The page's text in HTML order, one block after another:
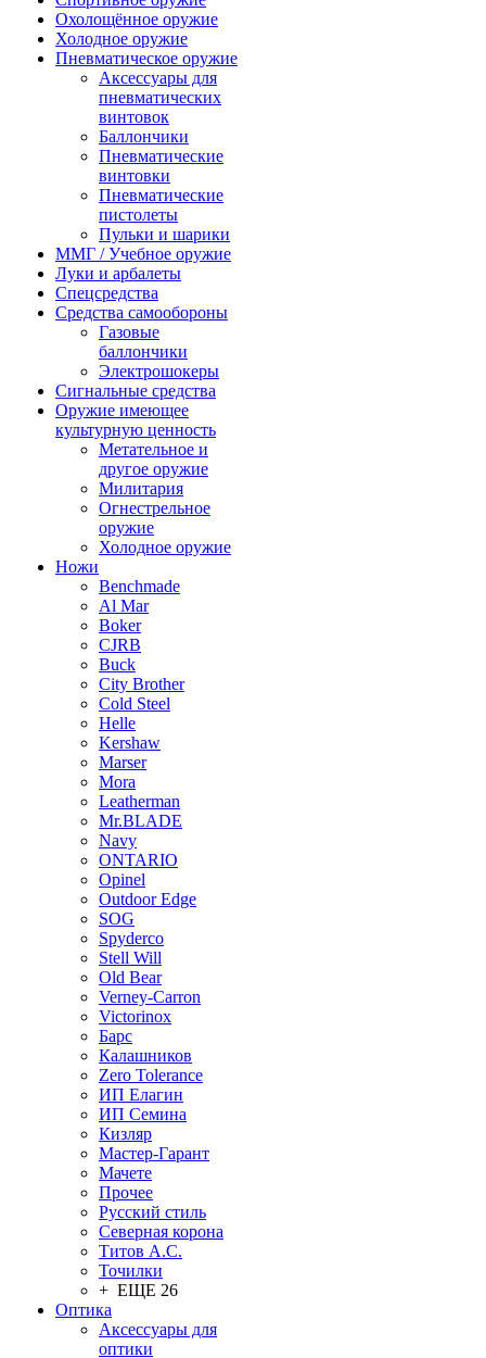
Охолощённое оружие
Холодное оружие
Пневматическое оружие
Аксессуары для
пневматических
винтовок
Баллончики
Пневматические
винтовки
Пневматические
пистолеты
Пульки и шарики
ММГ / Учебное оружие
Луки и арбалеты
Спецсредства
Средства самообороны
Газовые
баллончики
Электрошокеры
Сигнальные средства
Оружие имеющее
культурную ценность
Метательное и
другое оружие
Милитария
Огнестрельное
оружие
Холодное оружие
Ножи
Benchmade
Al Mar
Boker
CJRB
Buck
City Brother
Cold Steel
Helle
Kershaw
Marser
Mora
Leatherman
Mr.BLADE
Navy
ONTARIO
Opinel
Outdoor Edge
SOG
Spyderco
Stell Will
Old Bear
Verney-Carron
Victorinox
Барс
Калашников
Zero Tolerance
ИП Елагин
ИП Семина
Кизляр
Мастер-Гарант
Мачете
Прочее
Русский стиль
Северная корона
Титов А.С.
Точилки
+ ЕЩЕ 26
Оптика
Аксессуары для
оптики